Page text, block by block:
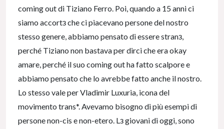
coming out di Tiziano Ferro. Poi, quando a 15 anni ci
siamo accortз che ci piacevano persone del nostro
stesso genere, abbiamo pensato di essere stranз,
perché Tiziano non bastava per dirci che era okay
amare, perché il suo coming out ha fatto scalpore e
abbiamo pensato che lo avrebbe fatto anche il nostro.
Lo stesso vale per Vladimir Luxuria, icona del
movimento trans*. Avevamo bisogno di più esempi di
persone non-cis e non-etero. Lз giovani di oggi, sono